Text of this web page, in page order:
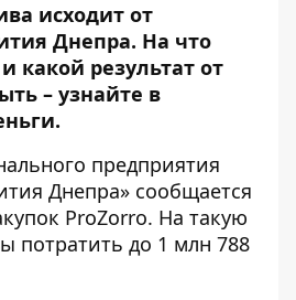
исходит от
Днепра. На что
какой результат от
– узнайте в
предприятия
Днепра» сообщается
ProZorro. На такую
потратить до 1 млн 788